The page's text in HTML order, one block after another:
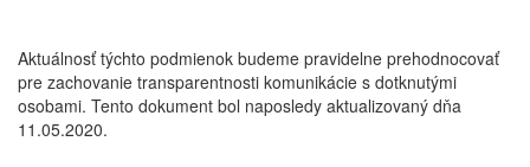
Aktuálnosť týchto podmienok budeme pravidelne prehodnocovať
pre zachovanie transparentnosti komunikácie s dotknutými
osobami. Tento dokument bol naposledy aktualizovaný dňa
11.05.2020.